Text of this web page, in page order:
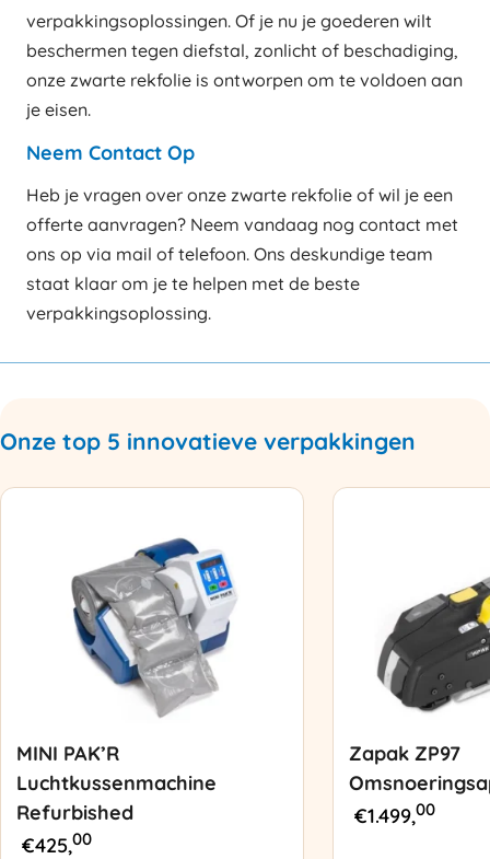
verpakkingsoplossingen. Of je nu je goederen wilt
beschermen tegen diefstal, zonlicht of beschadiging,
onze zwarte rekfolie is ontworpen om te voldoen aan
je eisen.
Neem Contact Op
Heb je vragen over onze zwarte rekfolie of wil je een
offerte aanvragen? Neem vandaag nog contact met
ons op via mail of telefoon. Ons deskundige team
staat klaar om je te helpen met de beste
verpakkingsoplossing.
Onze top 5 innovatieve verpakkingen
MINI PAK’R
Luchtkussenmachine
Refurbished
€425,00
Zapak ZP97
€1.499,00